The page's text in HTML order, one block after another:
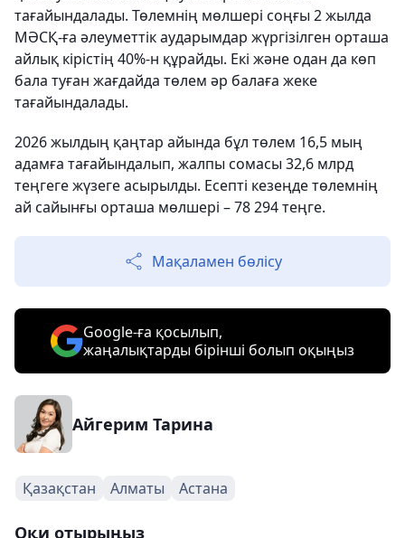
тағайындалады. Төлемнің мөлшері соңғы 2 жылда
МӘСҚ-ға әлеуметтік аударымдар жүргізілген орташа
айлық кірістің 40%-н құрайды. Екі және одан да көп
бала туған жағдайда төлем әр балаға жеке
тағайындалады.
2026 жылдың қаңтар айында бұл төлем 16,5 мың
адамға тағайындалып, жалпы сомасы 32,6 млрд
теңгеге жүзеге асырылды. Есепті кезеңде төлемнің
ай сайынғы орташа мөлшері – 78 294 теңге.
Мақаламен бөлісу
Google-ға қосылып,
жаңалықтарды бірінші болып оқыңыз
Айгерим Тарина
Қазақстан Алматы Астана
Оқи отырыңыз